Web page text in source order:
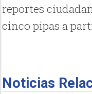
reportes
cinco pipas a
Noticias